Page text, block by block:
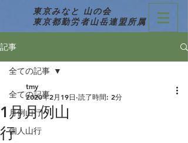
東京みなと 山の会
東京都勤労者山岳連盟所属
記事
全ての記事
月例山行
個人山行
全ての記事
1月月例山
行
tmy
2020年2月19日 読了時間: 2分